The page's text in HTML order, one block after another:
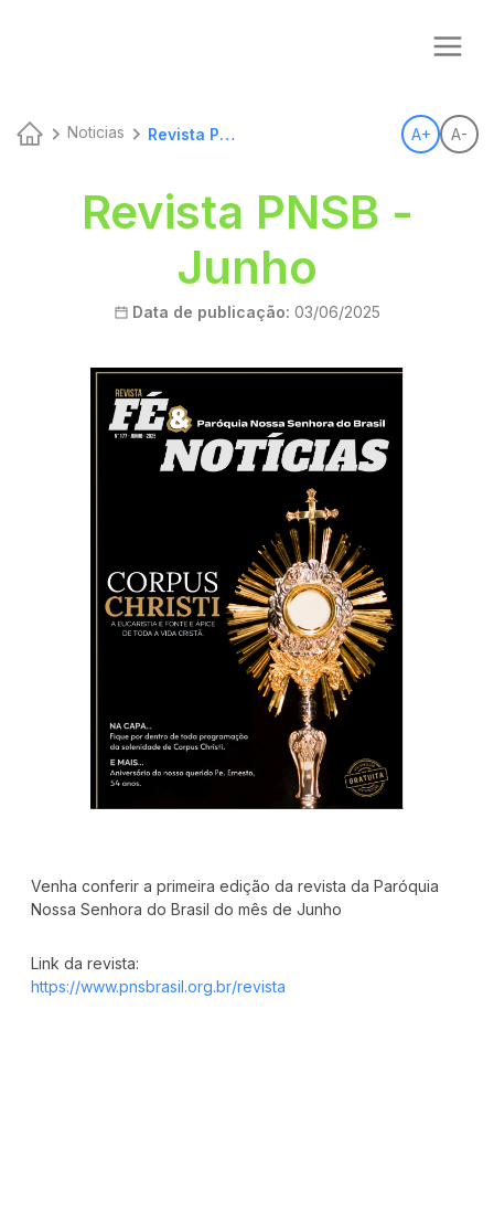
Noticias Revista Pnsb Junho A+ A-
Revista PNSB -
Junho
Data de publicação: 03/06/2025
Venha conferir a primeira edição da revista da Paróquia
Nossa Senhora do Brasil do mês de Junho
https://www.pnsbrasil.org.br/revista